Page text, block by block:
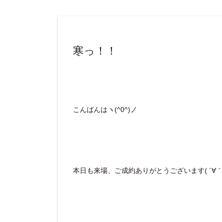
寒っ！！
こんばんはヽ(^0^)ノ
本日も来場、ご成約ありがとうございます( ´∀